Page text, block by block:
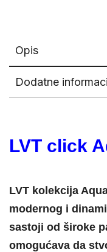
Opis
Dodatne
LVT click
LVT kolekcija
modernog i
sastoji od široke
omogućava da